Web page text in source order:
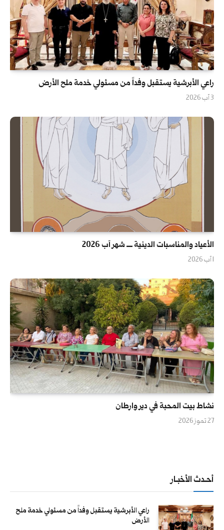
راعي الأبرشية يستقبل وفداً من مسئولي خدمة ملح الأرض
3 آب 2026
الأعياد والمناسبات الدينية ــــ شهر آب 2026
1 آب 2026
نشاط بيت المحبة في دير وارطان
27 تموز 2026
أحــدث الأخبــار
راعي الأبرشية يستقبل وفداً من مسئولي خدمة ملح
الأرض